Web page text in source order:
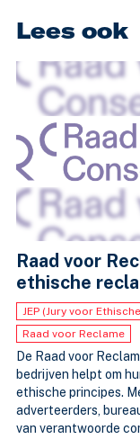
Lees ook
Raad voor
ethische
JEP (Jury voor
Raad voor Reclame
De Raad voor
bedrijven helpt om
ethische principes.
adverteerders,
van verantwoorde